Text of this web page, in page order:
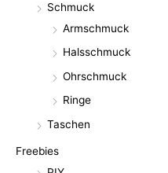
Schmuck
Armschmuck
Halsschmuck
Ohrschmuck
Ringe
Taschen
Freebies